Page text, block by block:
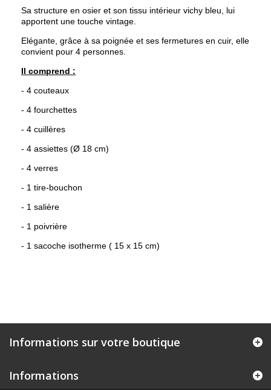
Sa structure en osier et son tissu intérieur vichy bleu, lui
apportent une touche vintage.
Elégante, grâce à sa poignée et ses fermetures en cuir, elle
convient pour 4 personnes.
Il comprend :
- 4 couteaux
- 4 fourchettes
- 4 cuillères
- 4 assiettes (Ø 18 cm)
- 4 verres
- 1 tire-bouchon
- 1 salière
- 1 poivrière
- 1 sacoche isotherme ( 15 x 15 cm)
Informations sur votre boutique
Informations